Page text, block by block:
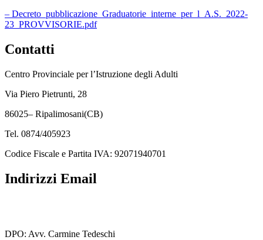
– Decreto_pubblicazione_Graduatorie_interne_per_l_A.S._2022-
23_PROVVISORIE.pdf
Contatti
Centro Provinciale per l’Istruzione degli Adulti
Via Piero Pietrunti, 28
86025– Ripalimosani(CB)
Tel. 0874/405923
Codice Fiscale e Partita IVA: 92071940701
Indirizzi Email
DPO: Avv. Carmine Tedeschi